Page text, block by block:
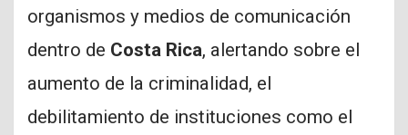
organismos y medios de comunicación
dentro de Costa Rica, alertando sobre el
aumento de la criminalidad, el
debilitamiento de instituciones como el